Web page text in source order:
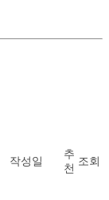
작성일
추
천
조회